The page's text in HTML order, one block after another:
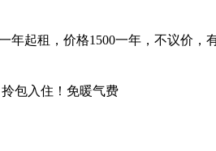
起租，价格1500一年，不议价，
包入住！免暖气费